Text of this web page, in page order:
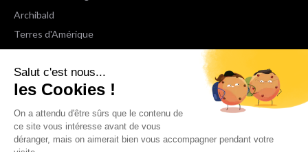
Salut c'est nous...
les Cookies !
On a attendu d'être sûrs que le contenu de
ce site vous intéresse avant de vous
déranger, mais on aimerait bien vous accompagner pendant votre
Archibald
Terres d'Amérique
Espaces Libres Poche
NOX
Wiz
Voir toutes les collections
Nous suivre